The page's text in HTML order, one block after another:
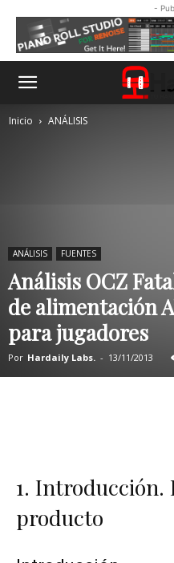
-
Inicio ANÁLISIS
ANÁLISIS FUENTES
Análisis OCZ
de alimentación
para jugadores
Por Hardaily Labs. - 13/11/2013
1. Introducción.
producto